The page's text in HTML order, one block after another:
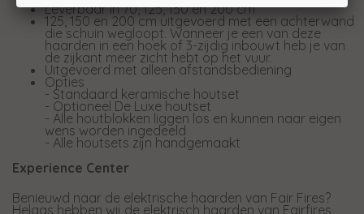
Leverbaar in 70, 125, 150 en 200 cm
125, 150 en 200 cm uitgevoerd met een achterwand
die schuin wegloopt. Wanneer je een van deze
haarden in een hoek of 3-zijdig inbouwt heb je van
de zijkant meer zicht hebt op het vuur.
Uitgevoerd met alleen afstandsbediening
Opties
- Standaard keramische houtset
- Optioneel De Luxe houtset
- Alle houtblokken liggen los en kunnen naar eigen
wens worden ingedeeld
- Alle houtsets zijn handgemaakt
Experience Center
Benieuwd naar de elektrische haarden van Fair Fires?
Helaas hebben wij de elektrisch haarden van Fairfires